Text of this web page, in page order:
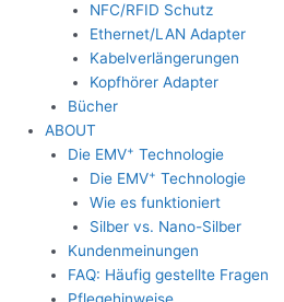
NFC/RFID Schutz
Ethernet/LAN Adapter
Kabelverlängerungen
Kopfhörer Adapter
Bücher
ABOUT
Die EMV+ Technologie
Die EMV+ Technologie
Wie es funktioniert
Silber vs. Nano-Silber
Kundenmeinungen
FAQ: Häufig gestellte Fragen